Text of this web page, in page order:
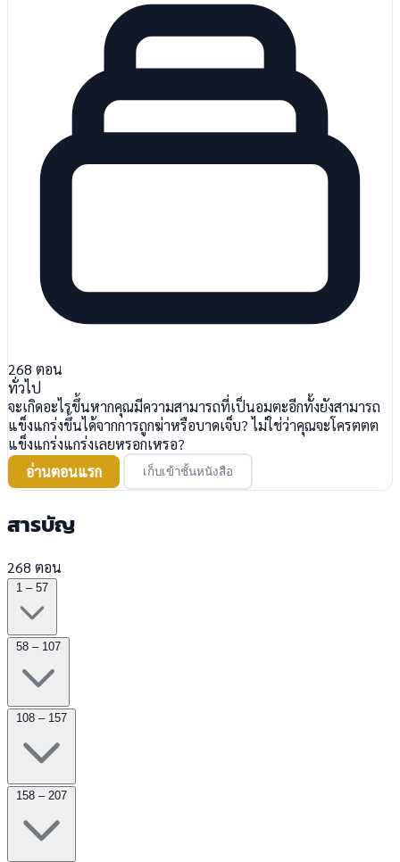
268 ตอน
ทั่วไป
จะเกิดอะไรขึ้นหากคุณมีความสามารถที่เป็นอมตะอีกทั้งยังสามารถ
แข็งแกร่งขึ้นได้จากการถูกฆ่าหรือบาดเจ็บ? ไม่ใช่ว่าคุณจะโครตตต
แข็งแกร่งแกร่งเลยหรอกเหรอ?
อ่านตอนแรก
เก็บเข้าชั้นหนังสือ
สารบัญ
268 ตอน
1 – 57
58 – 107
108 – 157
158 – 207